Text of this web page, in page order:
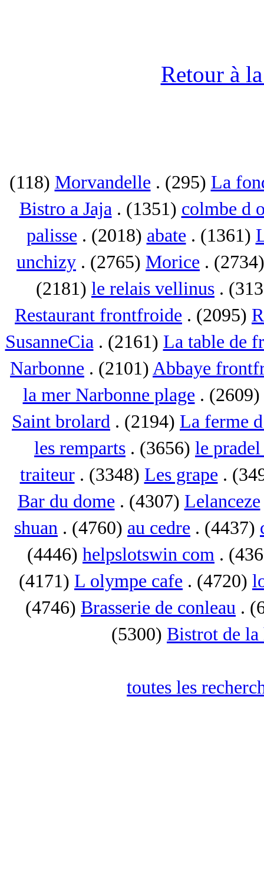
Retour à
(118) Morvandelle . (295) La
Bistro a Jaja. (1351) colmbe d
palisse . (2018) abate . (1361)
unchizy . (2765) Morice .
(2181) le relais vellinus .
Restaurant frontfroide . (2095)
SusanneCia. (2161) La table de
Narbonne . (2101) Abbaye
la mer Narbonne plage . (2609)
Saint brolard . (2194) La ferme
les remparts . (3656) le
traiteur. (3348) Les grape .
Bar du dome . (4307) Lelanceze
shuan . (4760) au cedre . (4437)
(4446) helpslotswin com .
(4171) L olympe cafe . (4720)
(4746) Brasserie de conleau .
(5300) Bistrot de la
toutes les